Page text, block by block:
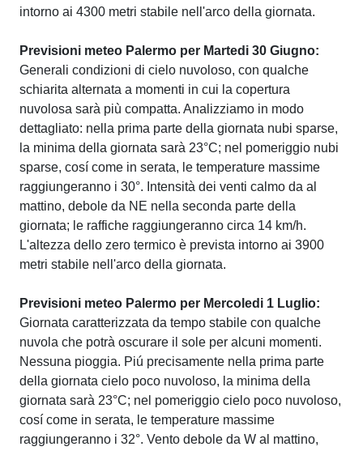
intorno ai 4300 metri stabile nell'arco della giornata.
Previsioni meteo Palermo per Martedi 30 Giugno:
Generali condizioni di cielo nuvoloso, con qualche
schiarita alternata a momenti in cui la copertura
nuvolosa sarà più compatta. Analizziamo in modo
dettagliato: nella prima parte della giornata nubi sparse,
la minima della giornata sarà 23°C; nel pomeriggio nubi
sparse, cosí come in serata, le temperature massime
raggiungeranno i 30°. Intensità dei venti calmo da al
mattino, debole da NE nella seconda parte della
giornata; le raffiche raggiungeranno circa 14 km/h.
L'altezza dello zero termico è prevista intorno ai 3900
metri stabile nell'arco della giornata.
Previsioni meteo Palermo per Mercoledi 1 Luglio:
Giornata caratterizzata da tempo stabile con qualche
nuvola che potrà oscurare il sole per alcuni momenti.
Nessuna pioggia. Piú precisamente nella prima parte
della giornata cielo poco nuvoloso, la minima della
giornata sarà 23°C; nel pomeriggio cielo poco nuvoloso,
cosí come in serata, le temperature massime
raggiungeranno i 32°. Vento debole da W al mattino,